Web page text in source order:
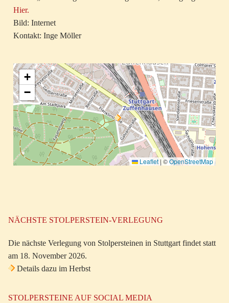
Hier.
Bild: Internet
Kontakt: Inge Möller
+
−
Leaflet| ©OpenStreetMap
NÄCHSTE STOLPERSTEIN-VERLEGUNG
Die nächste Verlegung von Stolpersteinen in Stuttgart findet statt
am 18. November 2026.
Details dazu im Herbst
STOLPERSTEINE AUF SOCIAL MEDIA